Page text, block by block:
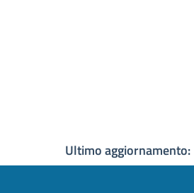
Ultimo aggiornamento: